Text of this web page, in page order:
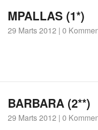
MPALLAS (1*)
29 Marts 2012 | 0
BARBARA (2**)
29 Marts 2012 | 0